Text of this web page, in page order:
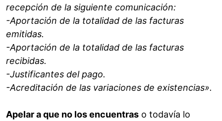
recepción de la siguiente comunicación:
-Aportación de la totalidad de las facturas
emitidas.
-Aportación de la totalidad de las facturas
recibidas.
-Justificantes del pago.
-Acreditación de las variaciones de existencias».
Apelar a que no los encuentras o todavía lo